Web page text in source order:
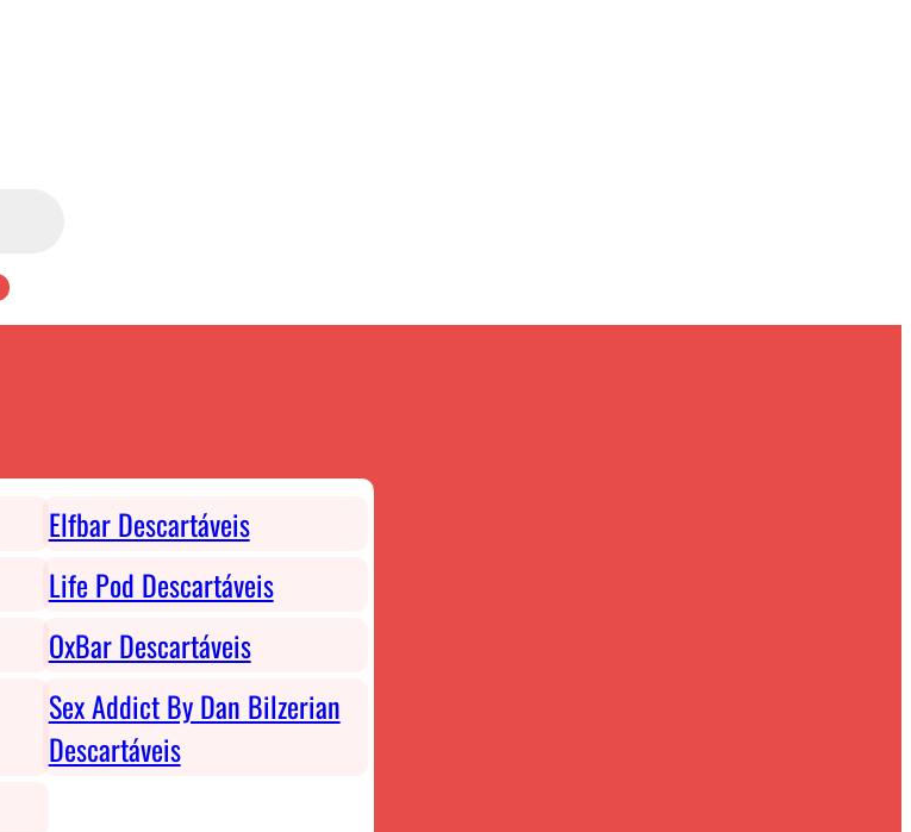
Elfbar Descartáveis
Life Pod Descartáveis
OxBar Descartáveis
Sex Addict By Dan Bilzerian
Descartáveis